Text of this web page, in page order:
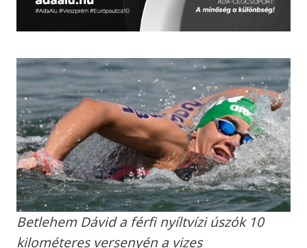
Betlehem Dávid a férfi nyíltvízi úszók 10
kilométeres versenyén a vizes